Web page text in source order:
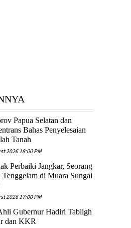
Papua Selatan dan
Bahas Penyelesaian
Tanah
2026 18:00 PM
Perbaiki Jangkar, Seorang
di Muara Sungai
2026 17:00 PM
Gubernur Hadiri Tabligh
dan KKR